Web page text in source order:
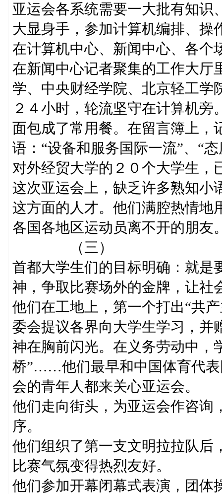
亚运会各系统需要一大批有知识
大显身手，参加计算机编排、操
在计算机中心、新闻中心、各个
在新闻中心记者聚集的工作大厅
学、中央财经学院、北京轻工学
２４小时，轮流坚守在计算机
面包成了常用餐。在留言簿上，
语：“设备和服务国际一流”、“
对外经贸大学的２０个大学生，
这次亚运会上，缺乏许多熟知小
这方面的人才。他们满腔热情地
各国各地区运动员离不开的朋友
（三）
首都大学生们的目标明确：就是
神，争取比赛场外的金牌，让社
他们在工地上，第一个打出“共
委会提议各界向大学生学习，并
神在胸前闪光。在义务劳动中，
桥”……他们最早和中国体育代表
会的青年人都来关心亚运会。
他们走向街头，为亚运会作咨询
序。
他们组织了第一支文明拉拉队后
比赛气氛变得热烈友好。
他们参加开幕闭幕式表演，团体